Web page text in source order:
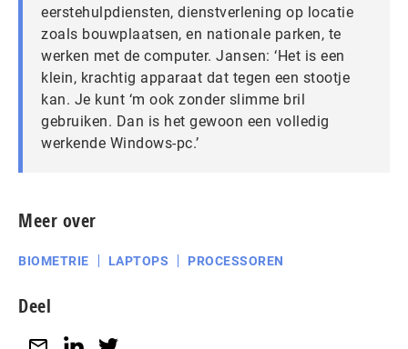
eerstehulpdiensten, dienstverlening op locatie
zoals bouwplaatsen, en nationale parken, te
werken met de computer. Jansen: ‘Het is een
klein, krachtig apparaat dat tegen een stootje
kan. Je kunt ‘m ook zonder slimme bril
gebruiken. Dan is het gewoon een volledig
werkende Windows-pc.’
Meer over
BIOMETRIE LAPTOPS PROCESSOREN
Deel